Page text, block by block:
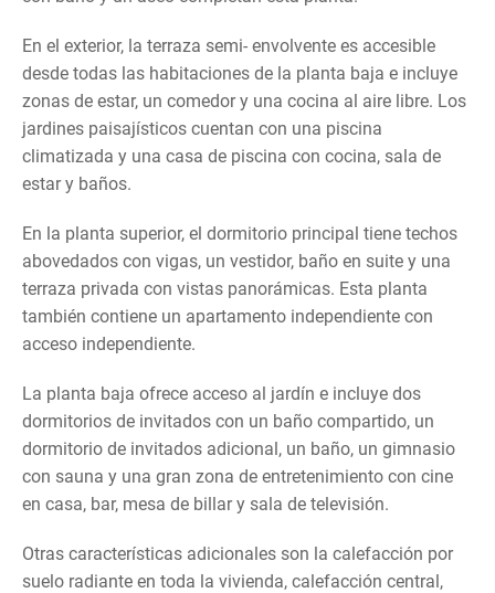
En el exterior, la terraza semi- envolvente es accesible
desde todas las habitaciones de la planta baja e incluye
zonas de estar, un comedor y una cocina al aire libre. Los
jardines paisajísticos cuentan con una piscina
climatizada y una casa de piscina con cocina, sala de
estar y baños.
En la planta superior, el dormitorio principal tiene techos
abovedados con vigas, un vestidor, baño en suite y una
terraza privada con vistas panorámicas. Esta planta
también contiene un apartamento independiente con
acceso independiente.
La planta baja ofrece acceso al jardín e incluye dos
dormitorios de invitados con un baño compartido, un
dormitorio de invitados adicional, un baño, un gimnasio
con sauna y una gran zona de entretenimiento con cine
en casa, bar, mesa de billar y sala de televisión.
Otras características adicionales son la calefacción por
suelo radiante en toda la vivienda, calefacción central,